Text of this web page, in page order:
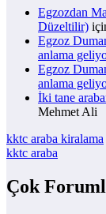
Egzozdan
Düzeltilir)
Egzoz
anlama
Egzoz
anlama
İki tane
Mehmet Ali
kktc araba kiralama
kktc araba
Çok